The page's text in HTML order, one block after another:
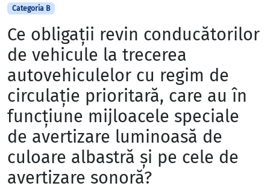
Categoria B
Ce obligaţii revin conducătorilor
de vehicule la trecerea
autovehiculelor cu regim de
circulaţie prioritară, care au în
funcţiune mijloacele speciale
de avertizare luminoasă de
culoare albastră şi pe cele de
avertizare sonoră?